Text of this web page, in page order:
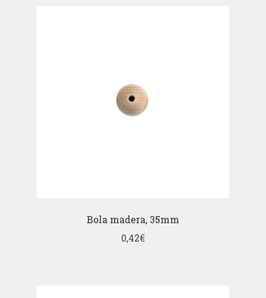
Bola madera, 35mm
0,42€